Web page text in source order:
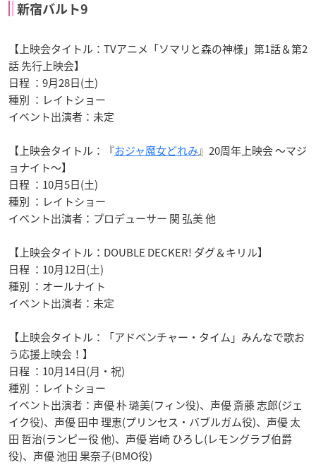
新宿バルト9
【上映会タイトル：TVアニメ「ソマリと森の神様」第1話＆第2
話 先行上映会】
日程 ：9月28日(土)
種別 ：レイトショー
イベント出演者：未定
【上映会タイトル：『おジャ魔女どれみ』20周年上映会 ～マジ
ョナイト～】
日程 ：10月5日(土)
種別 ：レイトショー
イベント出演者：プロデューサー 関 弘美 他
【上映会タイトル：DOUBLE DECKER! ダグ＆キリル】
日程 ：10月12日(土)
種別 ：オールナイト
イベント出演者：未定
【上映会タイトル：「アドベンチャー・タイム」みんなで歌お
う応援上映会！】
日程 ：10月14日(月・祝)
種別 ：レイトショー
イベント出演者：声優 朴 璐美(フィン役)、声優 斎藤 志郎(ジェ
イク役)、 声優 田中 理恵(プリンセス・バブルガム役)、 声優 太
田 哲治(ランピー役 他)、 声優 岩崎 ひろし(レモングラブ伯爵
役)、 声優 池田 果奈子(BMO役)